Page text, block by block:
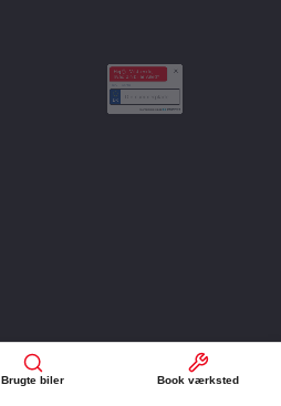
Brugte biler Book værksted